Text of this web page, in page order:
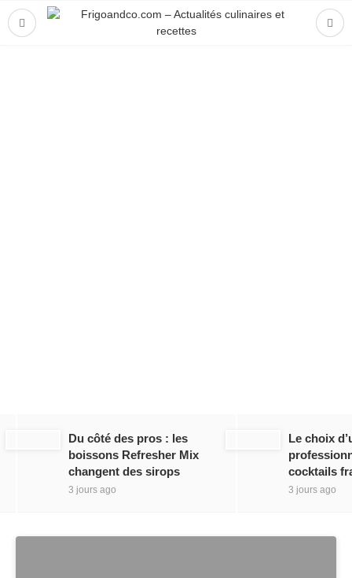
Du côté des pros : les
boissons Refresher Mix
changent des sirops
3 jours ago
Le choix
cocktails
3 jours ago